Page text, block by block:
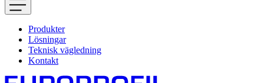
Produkter
Lösningar
Teknisk vägledning
Kontakt